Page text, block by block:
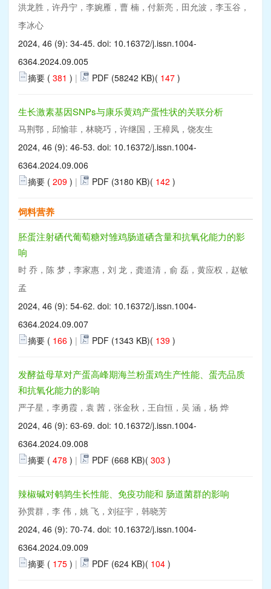
洪龙胜，许丹宁，李婉雁，曹 楠，付新亮，田允波，李玉谷，
李冰心
2024, 46 (9): 34-45. doi: 10.16372/j.issn.1004-
6364.2024.09.005
摘要 ( 381 ) | PDF (58242 KB)( 147 )
生长激素基因SNPs与康乐黄鸡产蛋性状的关联分析
马荆鄂，邱愉菲，林晓巧，许继国，王樟凤，饶友生
2024, 46 (9): 46-53. doi: 10.16372/j.issn.1004-
6364.2024.09.006
摘要 ( 209 ) | PDF (3180 KB)( 142 )
饲料营养
胚蛋注射硒代葡萄糖对雏鸡肠道硒含量和抗氧化能力的影
响
时 乔，陈 梦，李家惠，刘 龙，龚道清，俞 磊，黄应权，赵敏
孟
2024, 46 (9): 54-62. doi: 10.16372/j.issn.1004-
6364.2024.09.007
摘要 ( 166 ) | PDF (1343 KB)( 139 )
发酵益母草对产蛋高峰期海兰粉蛋鸡生产性能、蛋壳品质
和抗氧化能力的影响
严子星，李勇霞，袁 茜，张金秋，王自恒，吴 涵，杨 烨
2024, 46 (9): 63-69. doi: 10.16372/j.issn.1004-
6364.2024.09.008
摘要 ( 478 ) | PDF (668 KB)( 303 )
辣椒碱对鹌鹑生长性能、免疫功能和 肠道菌群的影响
孙贯群，李 伟，姚 飞，刘征宇，韩晓芳
2024, 46 (9): 70-74. doi: 10.16372/j.issn.1004-
6364.2024.09.009
摘要 ( 175 ) | PDF (624 KB)( 104 )